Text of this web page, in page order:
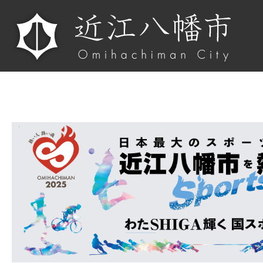
ス
ポ・
障
ス